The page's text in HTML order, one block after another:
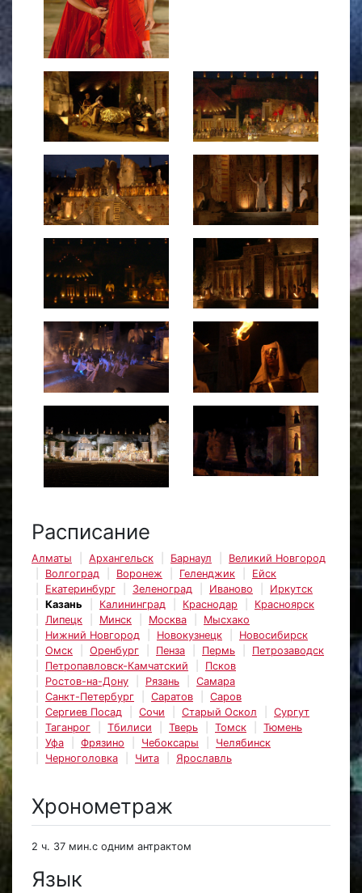
Расписание
Алматы Архангельск Барнаул
Великий Новгород
Волгоград
Воронеж Геленджик
Ейск
Екатеринбург
Зеленоград Иваново
Иркутск
Казань
Калининград Краснодар
Красноярск
Липецк
Минск Москва
Мысхако
Нижний Новгород
Новокузнецк
Новосибирск
Омск
Оренбург Пенза Пермь
Петрозаводск
Петропавловск-Камчатский
Псков
Ростов-на-Дону
Рязань
Самара
Санкт-Петербург
Саратов
Саров
Сергиев Посад
Сочи Старый Оскол
Сургут
Таганрог
Тбилиси Тверь Томск
Тюмень
Уфа
Фрязино Чебоксары
Челябинск
Черноголовка
Чита Ярославль
Хронометраж
2 ч. 37 мин.с одним антрактом
Язык